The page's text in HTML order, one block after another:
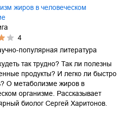
жиров в человеческом
4
популярная литература
так трудно? Так ли полезны
продукты? И легко ли быстро
О метаболизме жиров в
организме. Рассказывает
биолог Сергей Харитонов.